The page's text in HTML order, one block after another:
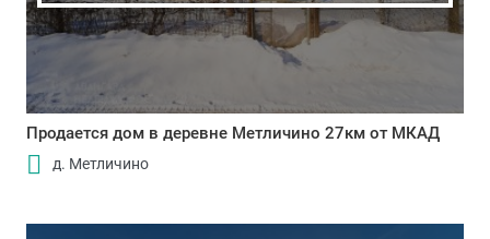
Продается дом в деревне Метличино 27км от МКАД
д. Метличино